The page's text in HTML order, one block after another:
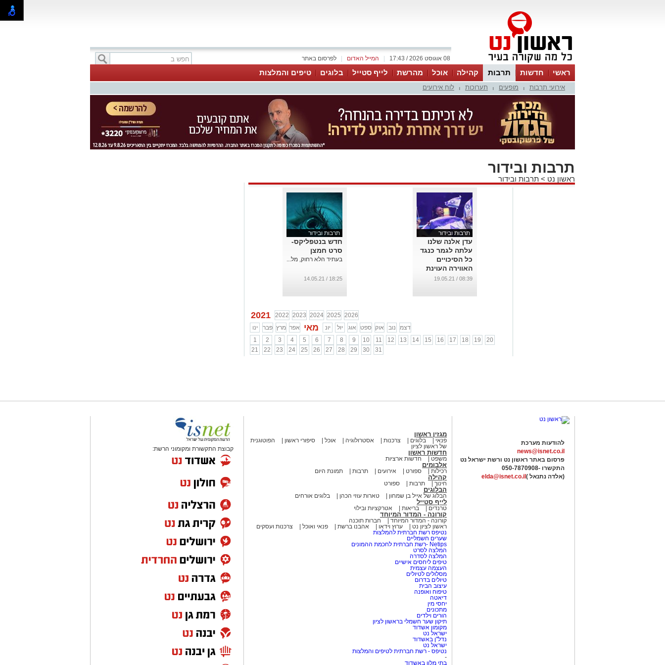
לפרסום באתר המייל האדום 08 אוגוסט 2026 / 17:43
ראשי חדשות תרבות קהילה אוכל מהרשת לייף סטייל בלוגים טיפים והמלצות
אירועי תרבות מופעים תערוכות לוח אירועים
תרבות ובידור
ראשון נט > תרבות ובידור
תרבות ובידור
עדן אלנה שלנו
עלתה לגמר כנגד
כל הסיכויים
האווירה העוינת
והלחצים
08:39 / 19.05.21
תרבות ובידור
חדש בנטפליקס-
סרט חמצן
בעתיד הלא רחוק, מל...
18:25 / 14.05.21
2021 2022 2023 2024 2025 2026
ינו
פבר מרץ אפר מאי יונ יול אוג ספט אוק נוב
דצמ
1
2 3 4 5 6 7 8 9 10 11 12 13 14 15 16 17 18 19
20
21
22 23 24 25 26 27 28 29 30 31
להודעות מערכת
news@isnet.co.il
פרסום באתר ראשון נט ורשת ישראל נט
התקשרו -050-7870908
(אלדה נתנאל ) elda@isnet.co.il
מגזין ראשון
פנאי בלוגים צרכנות אסטרולוגיה אוכל סיפורי ראשון
הפוטוגנית
של ראשון לציון
חדשות ראשון
משפט חדשות ארציות
אלבומים
רכילות ספורט אירועים תרבות תמונת היום
קהילה
חינוך תרבות ספורט
הבלוגים
הבלוג של אייל בן שמחון טארות עוזי הכהן בלוגים אורחים
לייף סטייל
טרנדים בריאות אטרקציות ובילוי
קורונה - המדור המיוחד
קורונה - המדור המיוחד
חברות תוכנה
ראשון לציון נט
ערוץ וידאו אהבנו ברשת פנאי ואוכל
צרכנות ועסקים
נטיפס רשת חברתית להמלצות
שערים חשמליים
Netips -רשת חברתית לחכמת ההמונים
המלצה לסרט
המלצה לסדרה
טיפים ליחסים אישיים
העצמה עצמית
מסלולים לטיולים
טיולים בדרום
עיצוב הבית
טיפוח ואופנה
דיאטה
יחסי מין
מתכונים
הורים וילדים
תיקון שער חשמלי בראשון לציון
מקומון אשדוד
ישראל נט
נדל"ן באשדוד
ישראל נט
נטיפס - רשת חברתית לטיפים והמלצות
-
בתי מלון באשדוד
קבוצת התקשורת ומקומוני הרשת: